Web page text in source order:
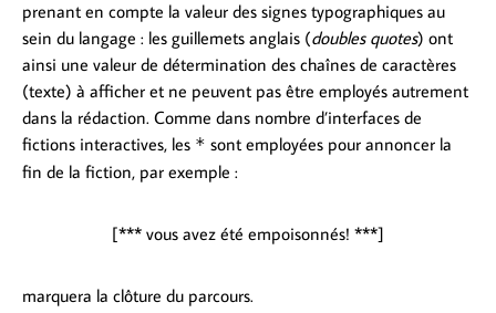
prenant en compte la valeur des signes typographiques au
sein du langage : les guillemets anglais (doubles quotes) ont
ainsi une valeur de détermination des chaînes de caractères
(texte) à afficher et ne peuvent pas être employés autrement
dans la rédaction. Comme dans nombre d’interfaces de
fictions interactives, les * sont employées pour annoncer la
fin de la fiction, par exemple :
[*** vous avez été empoisonnés! ***]
marquera la clôture du parcours.